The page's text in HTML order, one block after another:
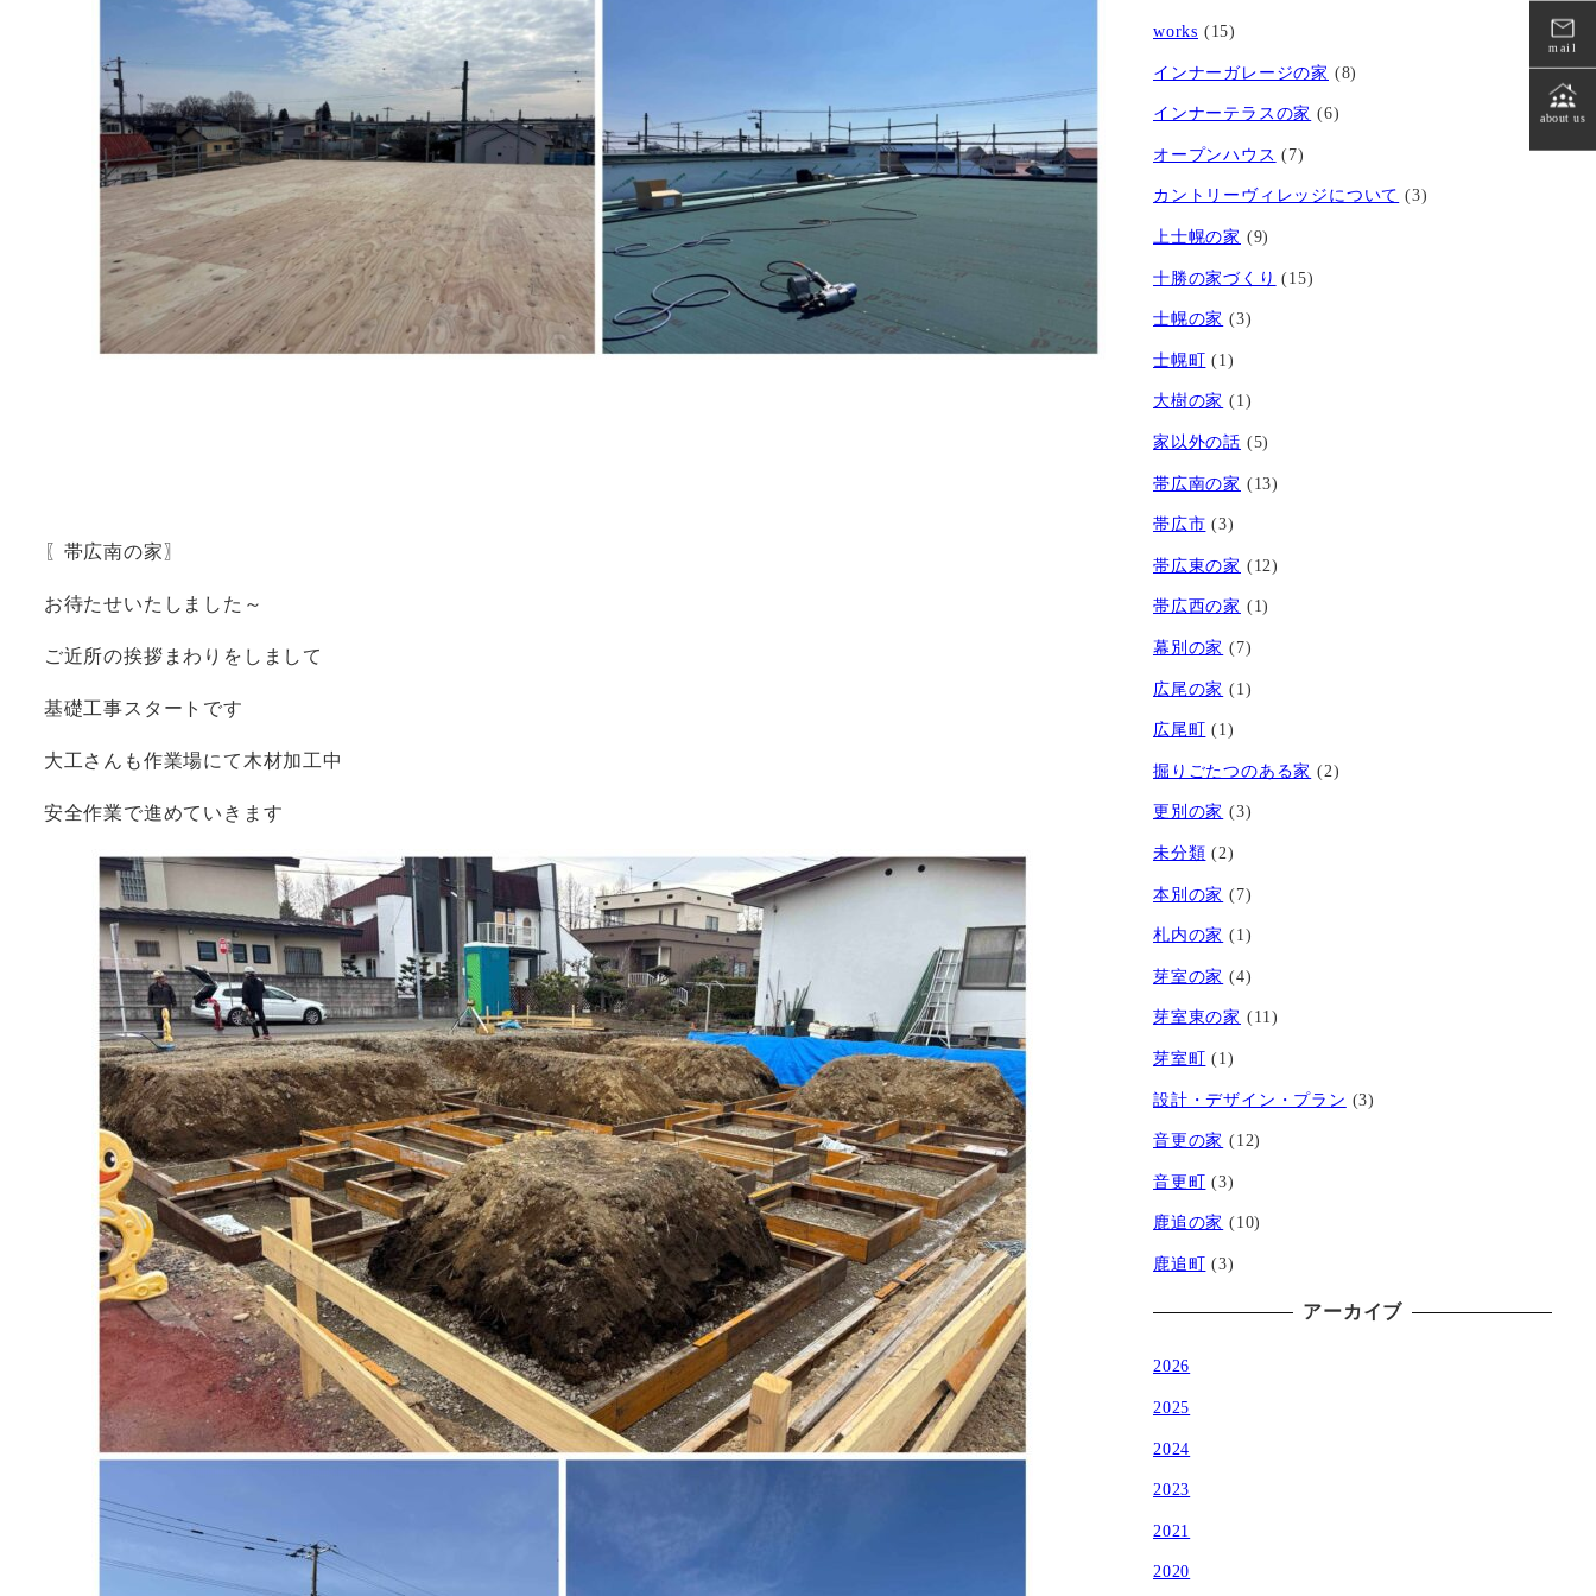
mail
about us
〖帯広南の家〗
お待たせいたしました～
ご近所の挨拶まわりをしまして
基礎工事スタートです
大工さんも作業場にて木材加工中
安全作業で進めていきます
works (15)
インナーガレージの家 (8)
インナーテラスの家 (6)
オープンハウス (7)
カントリーヴィレッジについて (3)
上士幌の家 (9)
十勝の家づくり (15)
士幌の家 (3)
士幌町 (1)
大樹の家 (1)
家以外の話 (5)
帯広南の家 (13)
帯広市 (3)
帯広東の家 (12)
帯広西の家 (1)
幕別の家 (7)
広尾の家 (1)
広尾町 (1)
掘りごたつのある家 (2)
更別の家 (3)
未分類 (2)
本別の家 (7)
札内の家 (1)
芽室の家 (4)
芽室東の家 (11)
芽室町 (1)
設計・デザイン・プラン (3)
音更の家 (12)
音更町 (3)
鹿追の家 (10)
鹿追町 (3)
アーカイブ
2026
2025
2024
2023
2021
2020